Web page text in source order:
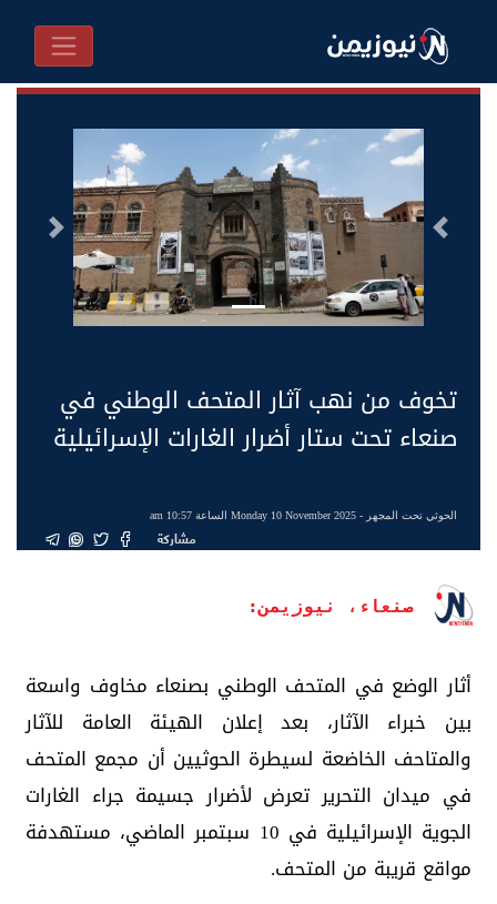
السابق التالى
تخوف من نهب آثار المتحف الوطني في
صنعاء تحت ستار أضرار الغارات الإسرائيلية
الحوثي تحت المجهر - Monday 10 November 2025 الساعة 10:57 am
مشاركة
صنعاء، نيوزيمن:
أثار الوضع في المتحف الوطني بصنعاء مخاوف واسعة
بين خبراء الآثار، بعد إعلان الهيئة العامة للآثار
والمتاحف الخاضعة لسيطرة الحوثيين أن مجمع المتحف
في ميدان التحرير تعرض لأضرار جسيمة جراء الغارات
الجوية الإسرائيلية في 10 سبتمبر الماضي، مستهدفة
مواقع قريبة من المتحف.